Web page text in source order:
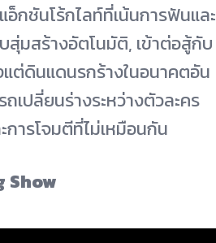
อ็กชันโร้กไลท์ที่เน้นการฟันและ
สุ่มสร้างอัตโนมัติ, เข้าต่อสู้กับ
ต่ดินแดนรกร้างในอนาคตอัน
ปลี่ยนร่างระหว่างตัวละคร
การโจมตีที่ไม่เหมือนกัน
Show